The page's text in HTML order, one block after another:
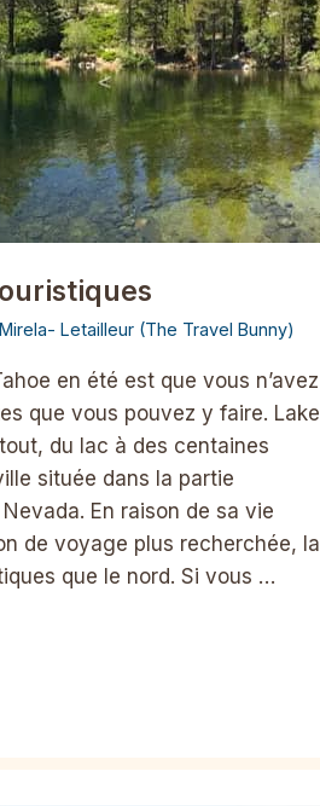
Mirela- Letailleur (The Travel Bunny)
en été est que vous n’avez
que vous pouvez y faire. Lake
du lac à des centaines
située dans la partie
En raison de sa vie
de voyage plus recherchée, la
que le nord. Si vous …